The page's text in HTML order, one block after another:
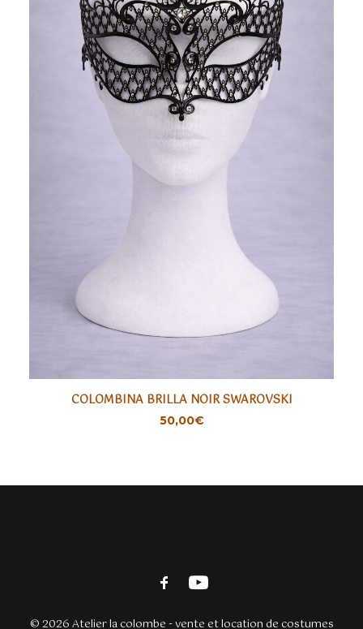
COLOMBINA BRILLA NOIR SWAROVSKI
50,00€
© 2026 Atelier la colombe - vente et location de costumes